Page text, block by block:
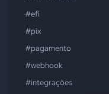
#efí
#pix
#pagamento
#webhook
#integrações